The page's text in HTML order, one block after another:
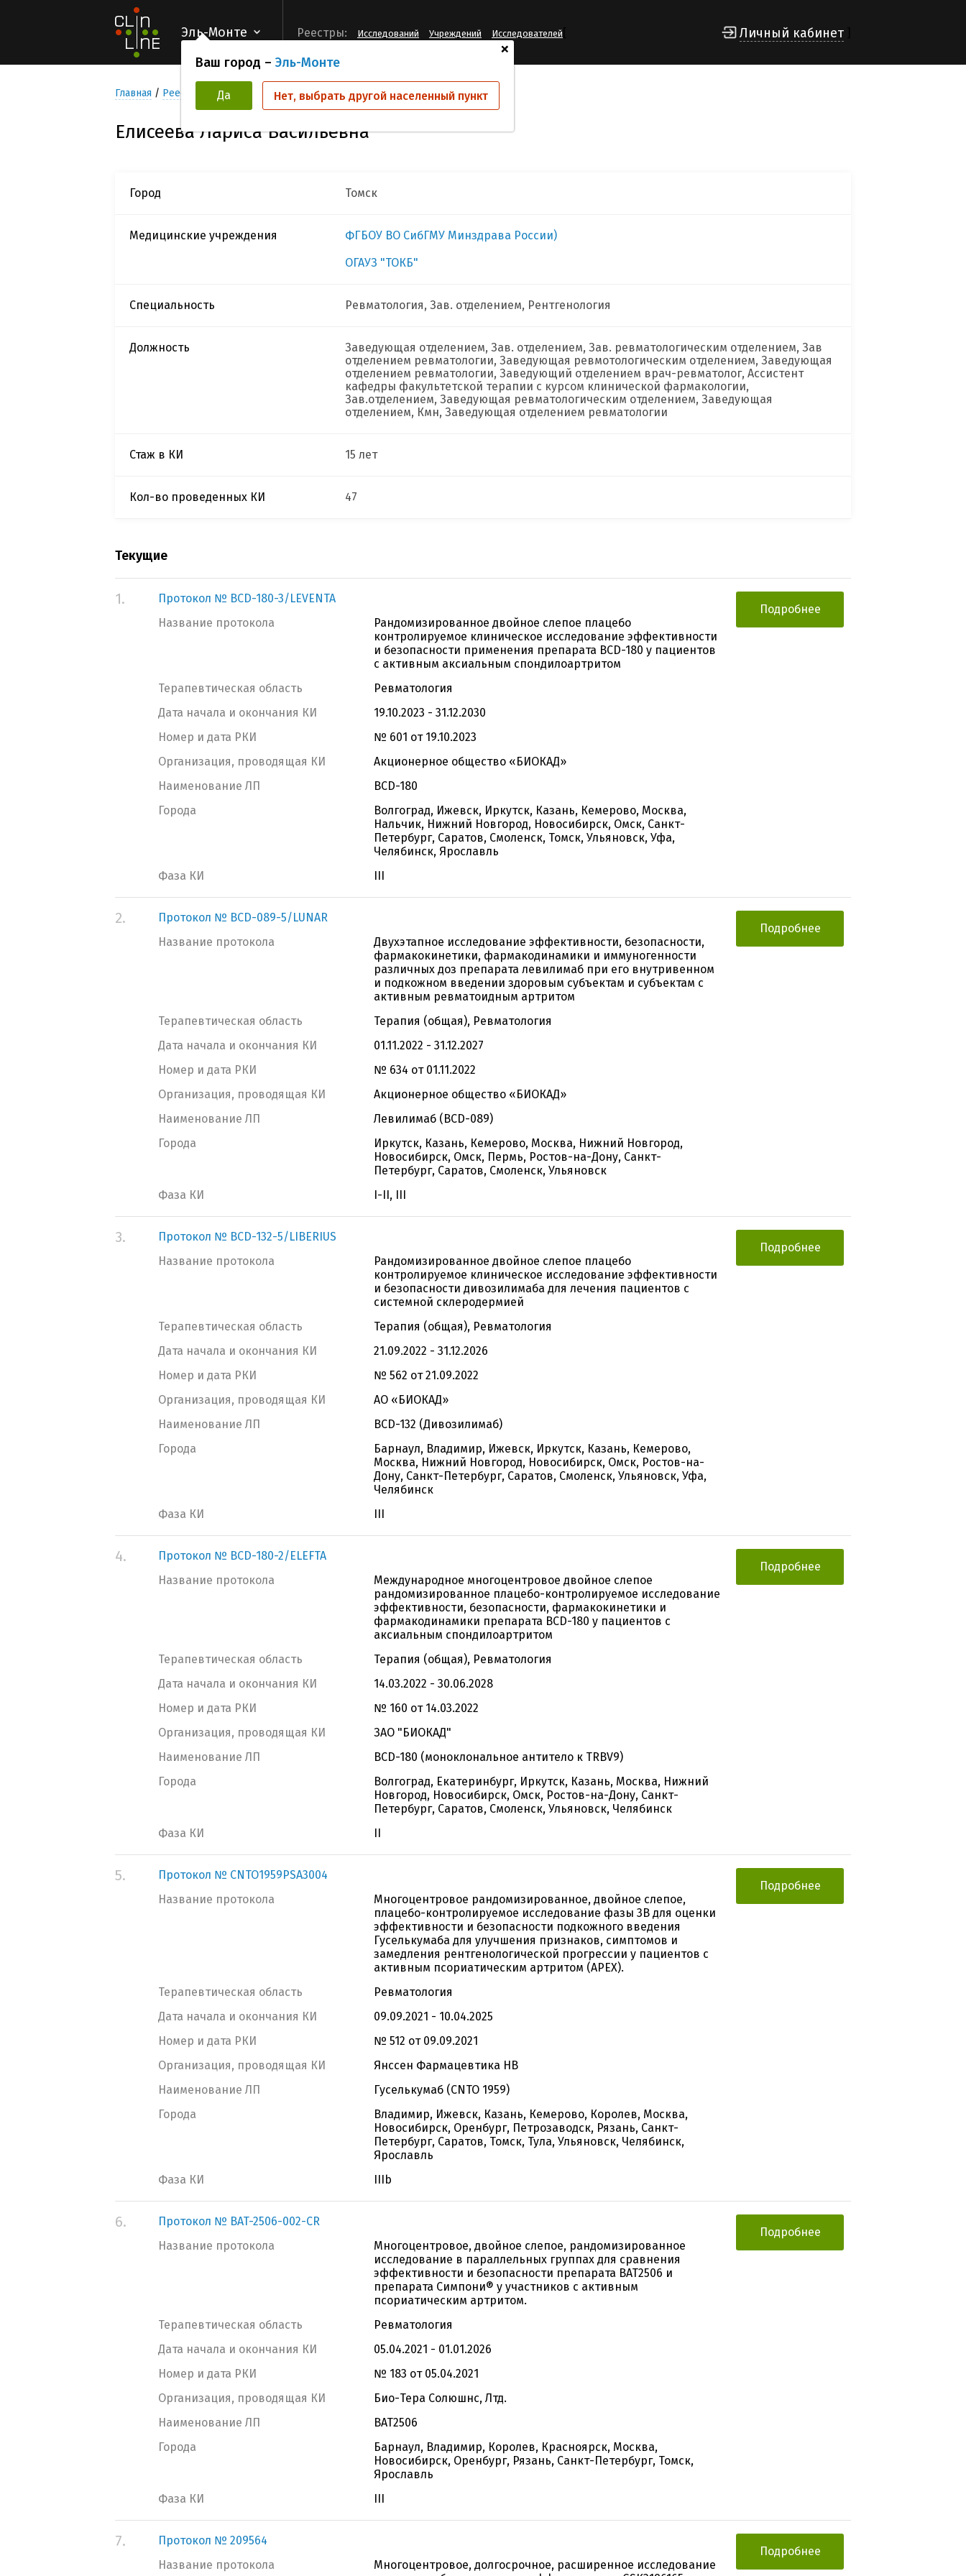
Эль-Монте
+
Ваш город – Эль-Монте
Да Нет, выбрать другой населенный пункт
Реестры: Исследований Учреждений Исследователей Личный кабинет
Главная Реестр Исследователей Елисеева Лариса Васильевна
Елисеева Лариса Васильевна
Город Томск
Медицинские учреждения
ФГБОУ ВО СибГМУ Минздрава России)
ОГАУЗ "ТОКБ"
Специальность Ревматология, Зав. отделением, Рентгенология
Должность
Заведующая отделением, Зав. отделением, Зав. ревматологическим отделением, Зав
отделением ревматологии, Заведующая ревмотологическим отделением, Заведующая
отделением ревматологии, Заведующий отделением врач-ревматолог, Ассистент
кафедры факультетской терапии с курсом клинической фармакологии,
Зав.отделением, Заведующая ревматологическим отделением, Заведующая
отделением, Кмн, Заведующая отделением ревматологии
Стаж в КИ 15 лет
Кол-во проведенных КИ 47
Текущие
1.
Протокол № BCD-180-3/LEVENTA
Название протокола
Рандомизированное двойное слепое плацебо
контролируемое клиническое исследование эффективности
и безопасности применения препарата BCD-180 у пациентов
с активным аксиальным спондилоартритом
Терапевтическая область
Ревматология
Дата начала и окончания КИ
19.10.2023 - 31.12.2030
Номер и дата РКИ
№ 601 от 19.10.2023
Организация, проводящая КИ
Акционерное общество «БИОКАД»
Наименование ЛП
BCD-180
Города
Волгоград, Ижевск, Иркутск, Казань, Кемерово, Москва,
Нальчик, Нижний Новгород, Новосибирск, Омск, Санкт-
Петербург, Саратов, Смоленск, Томск, Ульяновск, Уфа,
Челябинск, Ярославль
Фаза КИ
III
Подробнее
2.
Протокол № BCD-089-5/LUNAR
Название протокола
Двухэтапное исследование эффективности, безопасности,
фармакокинетики, фармакодинамики и иммуногенности
различных доз препарата левилимаб при его внутривенном
и подкожном введении здоровым субъектам и субъектам с
активным ревматоидным артритом
Терапевтическая область
Терапия (общая), Ревматология
Дата начала и окончания КИ
01.11.2022 - 31.12.2027
Номер и дата РКИ
№ 634 от 01.11.2022
Организация, проводящая КИ
Акционерное общество «БИОКАД»
Наименование ЛП
Левилимаб (BCD-089)
Города
Иркутск, Казань, Кемерово, Москва, Нижний Новгород,
Новосибирск, Омск, Пермь, Ростов-на-Дону, Санкт-
Петербург, Саратов, Смоленск, Ульяновск
Фаза КИ
I-II, III
Подробнее
3.
Протокол № BCD-132-5/LIBERIUS
Название протокола
Рандомизированное двойное слепое плацебо
контролируемое клиническое исследование эффективности
и безопасности дивозилимаба для лечения пациентов с
системной склеродермией
Терапевтическая область
Терапия (общая), Ревматология
Дата начала и окончания КИ
21.09.2022 - 31.12.2026
Номер и дата РКИ
№ 562 от 21.09.2022
Организация, проводящая КИ
АО «БИОКАД»
Наименование ЛП
BCD-132 (Дивозилимаб)
Города
Барнаул, Владимир, Ижевск, Иркутск, Казань, Кемерово,
Москва, Нижний Новгород, Новосибирск, Омск, Ростов-на-
Дону, Санкт-Петербург, Саратов, Смоленск, Ульяновск, Уфа,
Челябинск
Фаза КИ
III
Подробнее
4.
Протокол № BCD-180-2/ELEFTA
Название протокола
Международное многоцентровое двойное слепое
рандомизированное плацебо-контролируемое исследование
эффективности, безопасности, фармакокинетики и
фармакодинамики препарата BCD-180 у пациентов с
аксиальным спондилоартритом
Терапевтическая область
Терапия (общая), Ревматология
Дата начала и окончания КИ
14.03.2022 - 30.06.2028
Номер и дата РКИ
№ 160 от 14.03.2022
Организация, проводящая КИ
ЗАО "БИОКАД"
Наименование ЛП
BCD-180 (моноклональное антитело к TRBV9)
Города
Волгоград, Екатеринбург, Иркутск, Казань, Москва, Нижний
Новгород, Новосибирск, Омск, Ростов-на-Дону, Санкт-
Петербург, Саратов, Смоленск, Ульяновск, Челябинск
Фаза КИ
II
Подробнее
5.
Протокол № CNTO1959PSA3004
Название протокола
Многоцентровое рандомизированное, двойное слепое,
плацебо-контролируемое исследование фазы 3B для оценки
эффективности и безопасности подкожного введения
Гуселькумаба для улучшения признаков, симптомов и
замедления рентгенологической прогрессии у пациентов с
активным псориатическим артритом (APEX).
Терапевтическая область
Ревматология
Дата начала и окончания КИ
09.09.2021 - 10.04.2025
Номер и дата РКИ
№ 512 от 09.09.2021
Организация, проводящая КИ
Янссен Фармацевтика НВ
Наименование ЛП
Гуселькумаб (CNTO 1959)
Города
Владимир, Ижевск, Казань, Кемерово, Королев, Москва,
Новосибирск, Оренбург, Петрозаводск, Рязань, Санкт-
Петербург, Саратов, Томск, Тула, Ульяновск, Челябинск,
Ярославль
Фаза КИ
IIIb
Подробнее
6.
Протокол № BAT-2506-002-CR
Название протокола
Многоцентровое, двойное слепое, рандомизированное
исследование в параллельных группах для сравнения
эффективности и безопасности препарата BAT2506 и
препарата Симпони® у участников с активным
псориатическим артритом.
Терапевтическая область
Ревматология
Дата начала и окончания КИ
05.04.2021 - 01.01.2026
Номер и дата РКИ
№ 183 от 05.04.2021
Организация, проводящая КИ
Био-Тера Солюшнс, Лтд.
Наименование ЛП
BAT2506
Города
Барнаул, Владимир, Королев, Красноярск, Москва,
Новосибирск, Оренбург, Рязань, Санкт-Петербург, Томск,
Ярославль
Фаза КИ
III
Подробнее
7.
Протокол № 209564
Название протокола
Многоцентровое, долгосрочное, расширенное исследование
Подробнее